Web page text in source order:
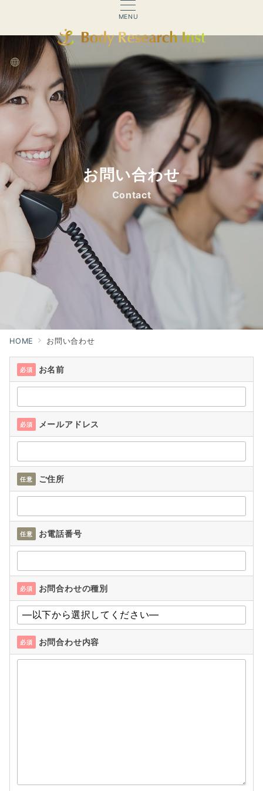
MENU
お問い合わせ
Contact
HOME お問い合わせ
必須 お名前
必須 メールアドレス
任意 ご住所
任意 お電話番号
必須 お問合わせの種別
必須 お問合わせ内容